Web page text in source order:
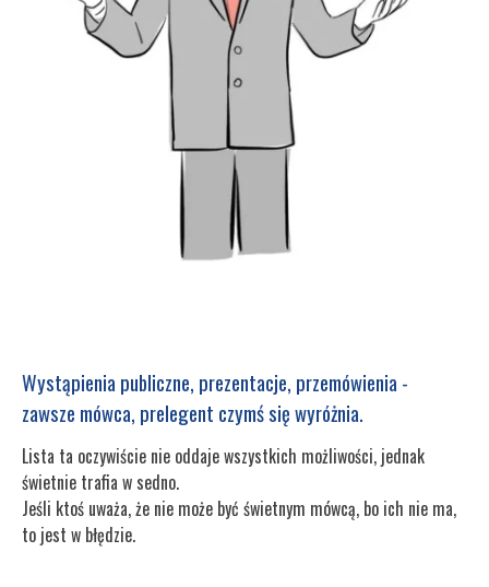
Wystąpienia publiczne, prezentacje, przemówienia -
zawsze mówca, prelegent czymś się wyróżnia.
Lista ta oczywiście nie oddaje wszystkich możliwości, jednak
świetnie trafia w sedno.
Jeśli ktoś uważa, że nie może być świetnym mówcą, bo ich nie ma,
to jest w błędzie.